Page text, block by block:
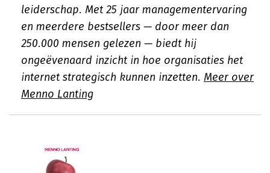
leiderschap. Met 25 jaar managementervaring
en meerdere bestsellers — door meer dan
250.000 mensen gelezen — biedt hij
ongeëvenaard inzicht in hoe organisaties het
internet strategisch kunnen inzetten. Meer over
Menno Lanting